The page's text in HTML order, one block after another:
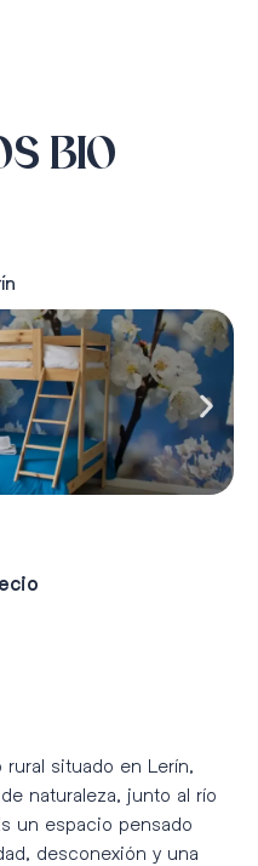
BIO
situado en Lerín,
naturaleza, junto al río
un espacio pensado
desconexión y una